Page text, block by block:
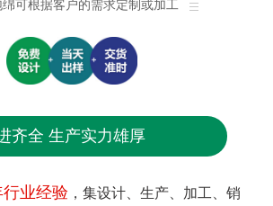
绵可根据客户的需求定制或加工
齐全 生产实力雄厚
业经验 ，集设计、生产、加工、销